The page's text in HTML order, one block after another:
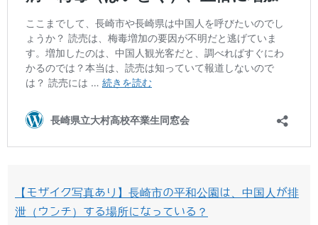
【モザイク写真あり】長崎市の平和公園は、中国人が排
泄（ウンチ）する場所になっている？